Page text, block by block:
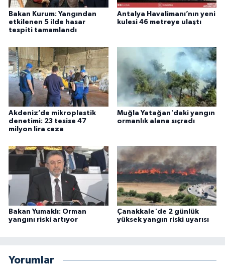
Bakan Kurum: Yangından
etkilenen 5 ilde hasar
tespiti tamamlandı
Antalya Havalimanı’nın yeni
kulesi 46 metreye ulaştı
Akdeniz’de mikroplastik
denetimi: 23 tesise 47
milyon lira ceza
Muğla Yatağan'daki yangın
ormanlık alana sıçradı
Bakan Yumaklı: Orman
yangını riski artıyor
Çanakkale'de 2 günlük
yüksek yangın riski uyarısı
Yorumlar